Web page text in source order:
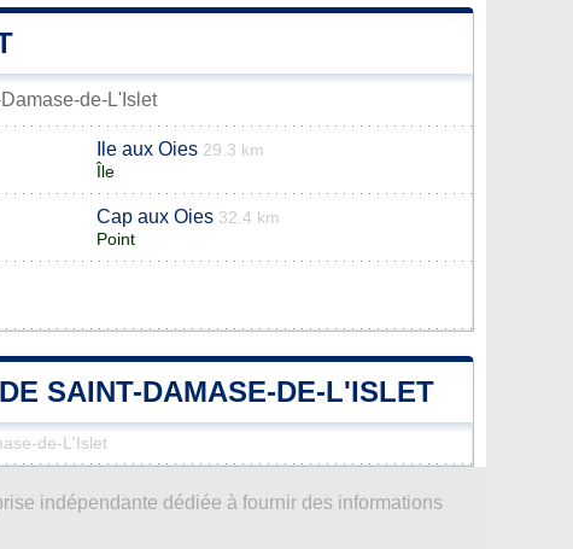
de-L'Islet
Ile aux Oies 29.3 km
Île
Cap aux Oies 32.4 km
Point
SAINT-DAMASE-DE-L'ISLET
de-L'Islet
indépendante dédiée à fournir des informations